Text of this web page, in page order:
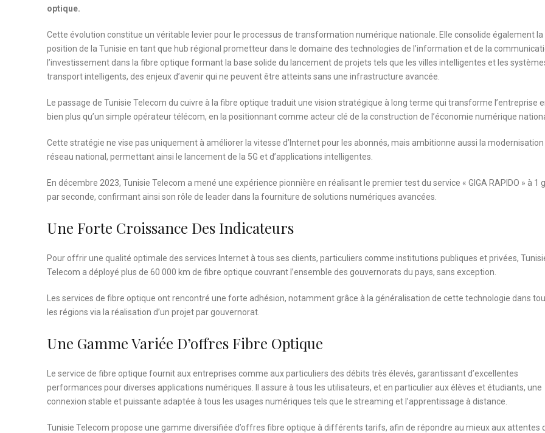
optique.
Cette évolution constitue un véritable levier pour le processus de transformation numérique nationale. Elle consolide également la
position de la Tunisie en tant que hub régional prometteur dans le domaine des technologies de l’information et de la
l’investissement dans la fibre optique formant la base solide du lancement de projets tels que les villes intelligentes et les
transport intelligents, des enjeux d’avenir qui ne peuvent être atteints sans une infrastructure avancée.
Le passage de Tunisie Telecom du cuivre à la fibre optique traduit une vision stratégique à long terme qui transforme l’entreprise
bien plus qu’un simple opérateur télécom, en la positionnant comme acteur clé de la construction de l’économie numérique
Cette stratégie ne vise pas uniquement à améliorer la vitesse d’Internet pour les abonnés, mais ambitionne aussi la modernisation
réseau national, permettant ainsi le lancement de la 5G et d’applications intelligentes.
En décembre 2023, Tunisie Telecom a mené une expérience pionnière en réalisant le premier test du service « GIGA RAPIDO » à 1
par seconde, confirmant ainsi son rôle de leader dans la fourniture de solutions numériques avancées.
Une Forte Croissance Des Indicateurs
Pour offrir une qualité optimale des services Internet à tous ses clients, particuliers comme institutions publiques et privées,
Telecom a déployé plus de 60 000 km de fibre optique couvrant l’ensemble des gouvernorats du pays, sans exception.
Les services de fibre optique ont rencontré une forte adhésion, notamment grâce à la généralisation de cette technologie dans
les régions via la réalisation d’un projet par gouvernorat.
Une Gamme Variée D’offres Fibre Optique
Le service de fibre optique fournit aux entreprises comme aux particuliers des débits très élevés, garantissant d’excellentes
performances pour diverses applications numériques. Il assure à tous les utilisateurs, et en particulier aux élèves et étudiants, une
connexion stable et puissante adaptée à tous les usages numériques tels que le streaming et l’apprentissage à distance.
Tunisie Telecom propose une gamme diversifiée d’offres fibre optique à différents tarifs, afin de répondre au mieux aux attentes